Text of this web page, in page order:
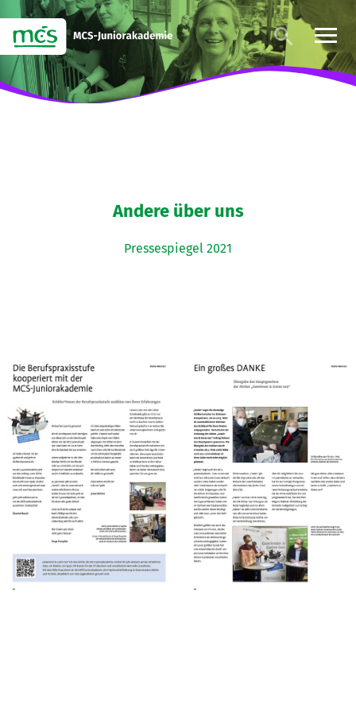
Andere über uns
Pressespiegel 2021